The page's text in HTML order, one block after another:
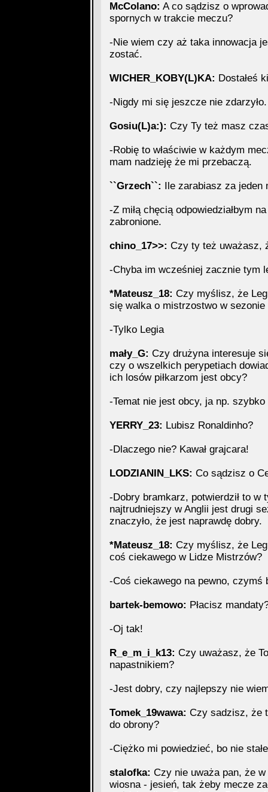
McColano: A co sądzisz o
spornych w trakcie meczu?
-Nie wiem czy aż taka innowacja
zostać.
WICHER_KOBY(L)KA: Dostałeś
-Nigdy mi się jeszcze nie zdarzyło.
Gosiu(L)a:): Czy Ty też masz
-Robię to właściwie w każdym
mam nadzieję że mi przebaczą.
``Grzech``: Ile zarabiasz za jeden
-Z miłą chęcią odpowiedziałbym
zabronione.
chino_17>>: Czy ty też uważasz,
-Chyba im wcześniej zacznie tym
*Mateusz_18: Czy myślisz, że
się walka o mistrzostwo w sezonie
-Tylko Legia
mały_G: Czy drużyna interesuje
czy o wszelkich perypetiach
ich losów piłkarzom jest obcy?
-Temat nie jest obcy, ja np.
YERRY_23: Lubisz Ronaldinho?
-Dlaczego nie? Kawał grajcara!
LODZIANIN_LKS: Co sądzisz o
-Dobry bramkarz, potwierdził to w
najtrudniejszy w Anglii jest drugi
znaczyło, że jest naprawdę dobry.
*Mateusz_18: Czy myślisz, że
coś ciekawego w Lidze Mistrzów?
-Coś ciekawego na pewno, czymś
bartek-bemowo: Płacisz
-Oj tak!
R_e_m_i_k13: Czy uważasz, że
napastnikiem?
-Jest dobry, czy najlepszy nie
Tomek_19wawa: Czy sadzisz, że
do obrony?
-Ciężko mi powiedzieć, bo nie
stalofka: Czy nie uważa pan, że
wiosna - jesień, tak żeby mecze